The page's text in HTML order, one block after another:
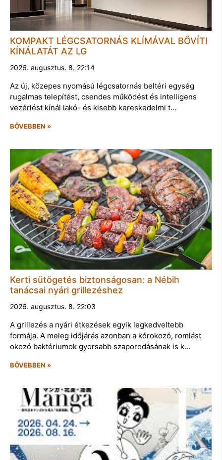
KOMPAKT LÉGCSATORNÁS KLÍMÁVAL BŐVÍTI
KÍNÁLATÁT AZ LG
2026. augusztus. 8. 22:14
Az új, közepes nyomású légcsatornás beltéri egység
rugalmas telepítést, csendes működést és intelligens
vezérlést kínál lakó- és kisebb kereskedelmi t…
BŐVEBBEN »
Kerti sütögetés biztonságosan: a Nébih
tanácsai nyári grillezéshez
2026. augusztus. 8. 22:03
A grillezés a nyári étkezések egyik legkedveltebb
formája. A meleg időjárás azonban a kórokozó, romlást
okozó baktériumok gyorsabb szaporodásának is k…
BŐVEBBEN »